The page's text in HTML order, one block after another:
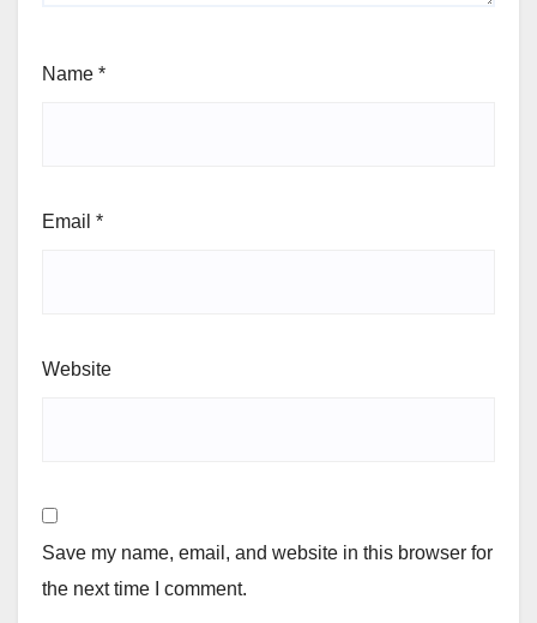
Name *
Email *
Website
Save my name, email, and website in this browser for
the next time I comment.